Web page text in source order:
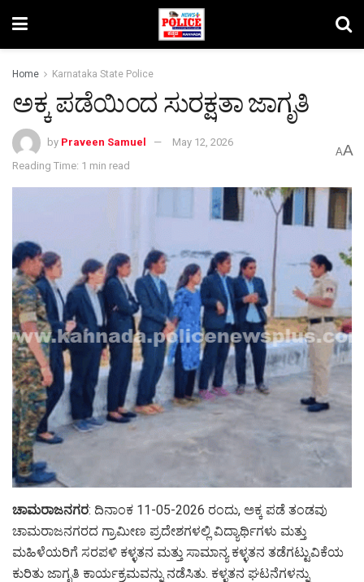
Home Karnataka State Police
ಅಕ್ಕ ಪಡೆಯಿಂದ ಸುರಕ್ಷತಾ ಜಾಗೃತಿ
by Praveen Samuel
May 12, 2026
Reading Time: 1 min read
AA
ಚಾಮರಾಜನಗರ: ದಿನಾಂಕ 11-05-2026 ರಂದು, ಅಕ್ಕ ಪಡೆ ತಂಡವು
ಚಾಮರಾಜನಗರದ ಗ್ರಾಮೀಣ ಪ್ರದೇಶಗಳಲ್ಲಿ ವಿದ್ಯಾರ್ಥಿಗಳು ಮತ್ತು
ಮಹಿಳೆಯರಿಗೆ ಸರಪಳಿ ಕಳ್ಳತನ ಮತ್ತು ಸಾಮಾನ್ಯ ಕಳ್ಳತನ ತಡೆಗಟ್ಟುವಿಕೆಯ
ಕುರಿತು ಜಾಗೃತಿ ಕಾರ್ಯಕ್ರಮವನ್ನು ನಡೆಸಿತು. ಕಳ್ಳತನ ಘಟನೆಗಳನ್ನು